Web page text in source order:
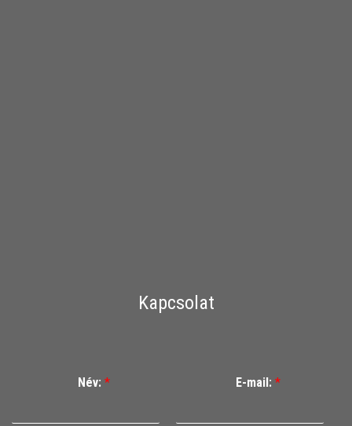
Kapcsolat
Név: * E-mail: *